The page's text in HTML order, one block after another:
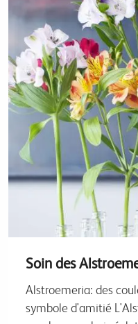
Soin des
Alstroemeria: des
symbole d'amitié